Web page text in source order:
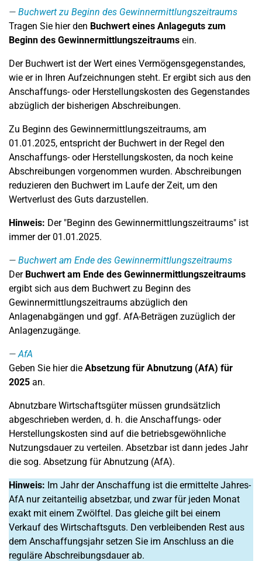
Buchwert zu Beginn des Gewinnermittlungszeitraums
Tragen Sie hier den Buchwert eines Anlageguts zum
Beginn des Gewinnermittlungszeitraums ein.
Der Buchwert ist der Wert eines Vermögensgegenstandes,
wie er in Ihren Aufzeichnungen steht. Er ergibt sich aus den
Anschaffungs- oder Herstellungskosten des Gegenstandes
abzüglich der bisherigen Abschreibungen.
Zu Beginn des Gewinnermittlungszeitraums, am
01.01.2025, entspricht der Buchwert in der Regel den
Anschaffungs- oder Herstellungskosten, da noch keine
Abschreibungen vorgenommen wurden. Abschreibungen
reduzieren den Buchwert im Laufe der Zeit, um den
Wertverlust des Guts darzustellen.
Hinweis: Der "Beginn des Gewinnermittlungszeitraums" ist
immer der 01.01.2025.
Buchwert am Ende des Gewinnermittlungszeitraums
Der Buchwert am Ende des Gewinnermittlungszeitraums
ergibt sich aus dem Buchwert zu Beginn des
Gewinnermittlungszeitraums abzüglich den
Anlagenabgängen und ggf. AfA-Beträgen zuzüglich der
Anlagenzugänge.
AfA
Geben Sie hier die Absetzung für Abnutzung (AfA) für
2025 an.
Abnutzbare Wirtschaftsgüter müssen grundsätzlich
abgeschrieben werden, d. h. die Anschaffungs- oder
Herstellungskosten sind auf die betriebsgewöhnliche
Nutzungsdauer zu verteilen. Absetzbar ist dann jedes Jahr
die sog. Absetzung für Abnutzung (AfA).
Hinweis: Im Jahr der Anschaffung ist die ermittelte Jahres-
AfA nur zeitanteilig absetzbar, und zwar für jeden Monat
exakt mit einem Zwölftel. Das gleiche gilt bei einem
Verkauf des Wirtschaftsguts. Den verbleibenden Rest aus
dem Anschaffungsjahr setzen Sie im Anschluss an die
reguläre Abschreibungsdauer ab.